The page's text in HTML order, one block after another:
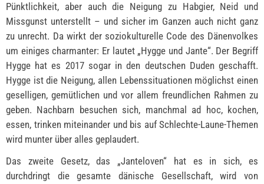
Pünktlichkeit, aber auch die Neigung zu Habgier, Neid und
Missgunst unterstellt – und sicher im Ganzen auch nicht ganz
zu unrecht. Da wirkt der soziokulturelle Code des Dänenvolkes
um einiges charmanter: Er lautet „Hygge und Jante“. Der Begriff
Hygge hat es 2017 sogar in den deutschen Duden geschafft.
Hygge ist die Neigung, allen Lebenssituationen möglichst einen
geselligen, gemütlichen und vor allem freundlichen Rahmen zu
geben. Nachbarn besuchen sich, manchmal ad hoc, kochen,
essen, trinken miteinander und bis auf Schlechte-Laune-Themen
wird munter über alles geplaudert.
Das zweite Gesetz, das „Janteloven“ hat es in sich, es
durchdringt die gesamte dänische Gesellschaft, wird von